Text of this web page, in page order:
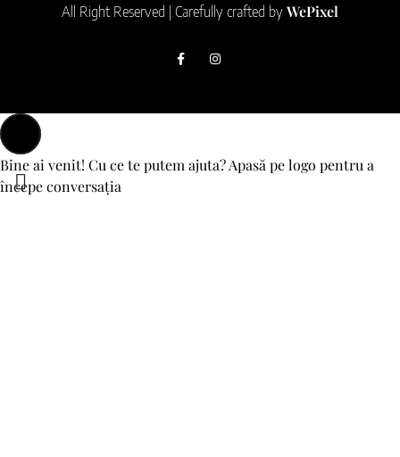
All Right Reserved | Carefully crafted by WePixel
Bine ai venit! Cu ce te putem ajuta? Apasă pe logo pentru a
începe conversația